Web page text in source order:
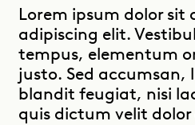
Lorem ipsum dolor
adipiscing elit.
tempus, elementum
justo. Sed accumsan,
blandit feugiat, nisi
quis dictum velit